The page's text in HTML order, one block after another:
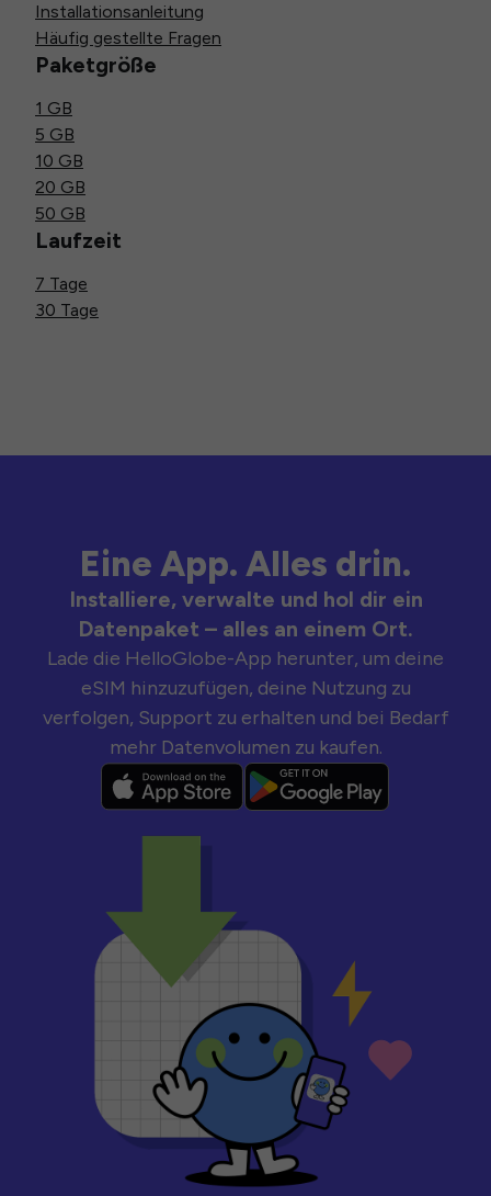
Installationsanleitung
Häufig gestellte Fragen
Paketgröße
1 GB
5 GB
10 GB
20 GB
50 GB
Laufzeit
7 Tage
30 Tage
Eine App. Alles drin.
Installiere, verwalte und hol dir ein
Datenpaket – alles an einem Ort.
Lade die HelloGlobe-App herunter, um deine
eSIM hinzuzufügen, deine Nutzung zu
verfolgen, Support zu erhalten und bei Bedarf
mehr Datenvolumen zu kaufen.